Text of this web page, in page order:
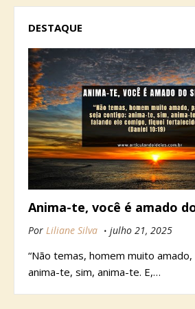
DESTAQUE
Anima-te, você é amado
Por Liliane Silva julho 21, 2025
“Não temas, homem muito
anima-te, sim, anima-te. E,…